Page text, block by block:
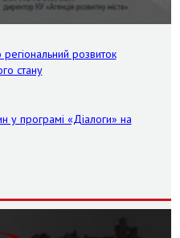
розвиток
стану
у програмі «Діалоги» на